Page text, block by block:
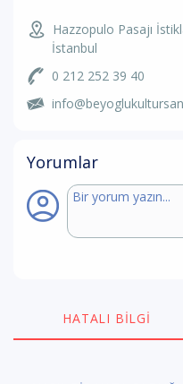
Hazzopulo Pasajı
İstanbul
0 212 252 39 40
Yorumlar
HATALI BILGI